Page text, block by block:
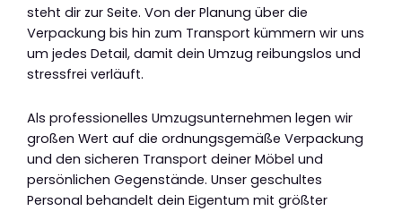
steht dir zur Seite. Von der Planung über die
Verpackung bis hin zum Transport kümmern wir uns
um jedes Detail, damit dein Umzug reibungslos und
stressfrei verläuft.
Als professionelles Umzugsunternehmen legen wir
großen Wert auf die ordnungsgemäße Verpackung
und den sicheren Transport deiner Möbel und
persönlichen Gegenstände. Unser geschultes
Personal behandelt dein Eigentum mit größter